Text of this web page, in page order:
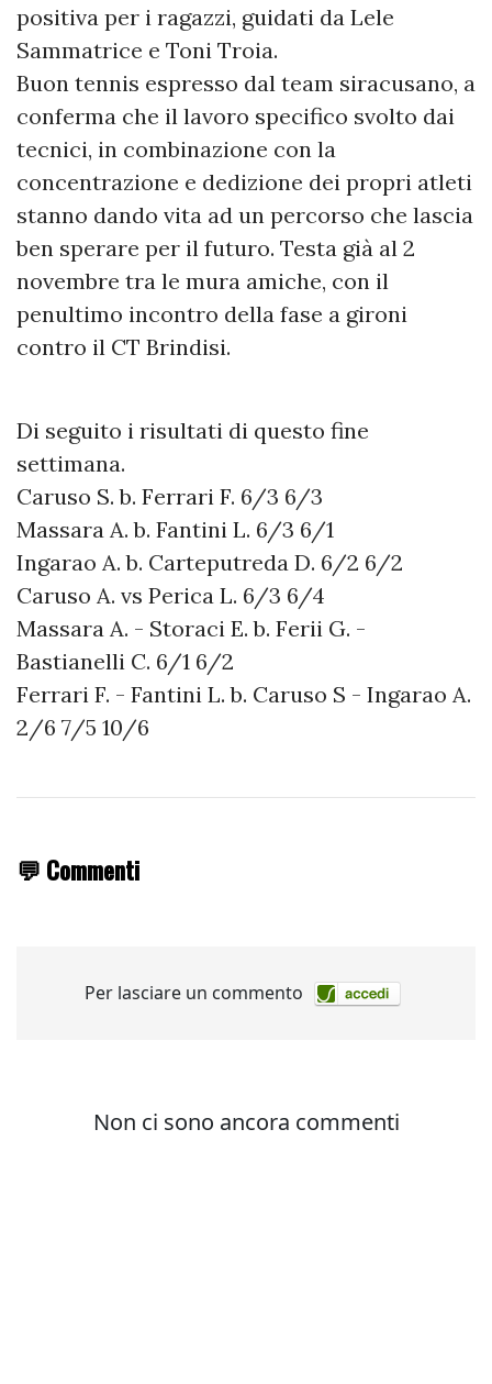
positiva per i ragazzi, guidati da Lele
Sammatrice e Toni Troia.
Buon tennis espresso dal team siracusano, a
conferma che il lavoro specifico svolto dai
tecnici, in combinazione con la
concentrazione e dedizione dei propri atleti
stanno dando vita ad un percorso che lascia
ben sperare per il futuro. Testa già al 2
novembre tra le mura amiche, con il
penultimo incontro della fase a gironi
contro il CT Brindisi.
Di seguito i risultati di questo fine
settimana.
Caruso S. b. Ferrari F. 6/3 6/3
Massara A. b. Fantini L. 6/3 6/1
Ingarao A. b. Carteputreda D. 6/2 6/2
Caruso A. vs Perica L. 6/3 6/4
Massara A. - Storaci E. b. Ferii G. -
Bastianelli C. 6/1 6/2
Ferrari F. - Fantini L. b. Caruso S - Ingarao A.
2/6 7/5 10/6
💬 Commenti